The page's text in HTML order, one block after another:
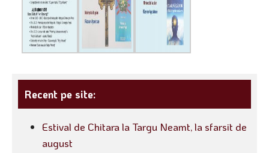
Recent pe site:
Estival de Chitara la Targu Neamt, la sfarsit de
august